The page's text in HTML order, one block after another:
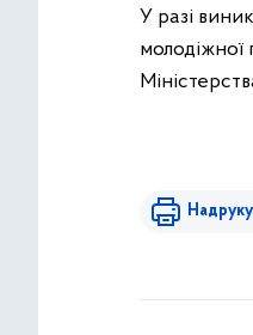
У разі
молодіжної